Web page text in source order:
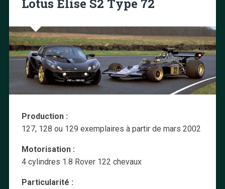
Lotus Elise S2 Type 72
Production :
127, 128 ou 129 exemplaires à partir de mars 2002
Motorisation :
4 cylindres 1.8 Rover 122 chevaux
Particularité :